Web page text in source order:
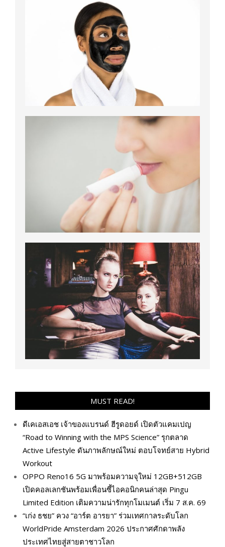
MUST READ!
ดีเคเอสเอช เจ้าของแบรนด์ ฮีรูดอยด์ เปิดตัวแคมเปญ
“Road to Winning with the MPS Science” รุกตลาด
Active Lifestyle ดันภาพลักษณ์ใหม่ ตอบโจทย์สาย Hybrid
Workout
OPPO Reno16 5G มาพร้อมความจุใหม่ 12GB+512GB
เปิดคอลเลกชันพร้อมเพื่อนซี้ไอคอนิกคนล่าสุด Pingu
Limited Edition เติมความน่ารักทุกโมเมนต์ เริ่ม 7 ส.ค. 69
“เก่ง ธชย” ควง “อาร์ต อารยา” ร่วมเทศกาลระดับโลก
WorldPride Amsterdam 2026 ประกาศศักดาพลัง
ประเทศไทยสู่สายตาชาวโลก